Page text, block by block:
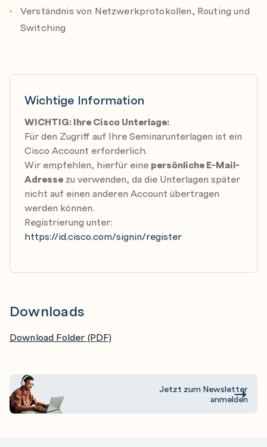
Configure First Hop Redundancy Protocol (FHRP)
Protocols
Configure QoS
Configure System Management
Configure Cisco NX-OS On-Box Programmability
Configure Containers on Cisco NX-OS
Configure Cisco NX-OS Using Ansible
Configure Basic Fibre Channel Features
Configure FCoE
Configure Fiber Channel Device Aliases and Zoning
Verständnis von Netzwerkprotokollen, Routing und
Switching
Wichtige Information
WICHTIG: Ihre Cisco Unterlage:
Für den Zugriff auf Ihre Seminarunterlagen ist ein
Cisco Account erforderlich.
Wir empfehlen, hierfür eine persönliche E-Mail-
Adresse zu verwenden, da die Unterlagen später
nicht auf einen anderen Account übertragen
werden können.
Registrierung unter:
https://id.cisco.com/signin/register
Downloads
Download Folder (PDF)
Jetzt zum Newsletter
anmelden